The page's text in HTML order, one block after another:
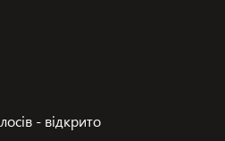
- відкрито